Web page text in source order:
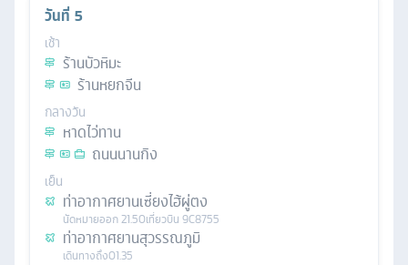
วันที่ 5
เช้า
ร้านบัวหิมะ
ร้านหยกจีน
กลางวัน
หาดไว่ทาน
ถนนนานกิง
เย็น
ท่าอากาศยานเซี่ยงไฮ้ผู่ตง
นัดหมายออก21.50เที่ยวบิน 9C8755
ท่าอากาศยานสุวรรณภูมิ
เดินทางถึง01.35